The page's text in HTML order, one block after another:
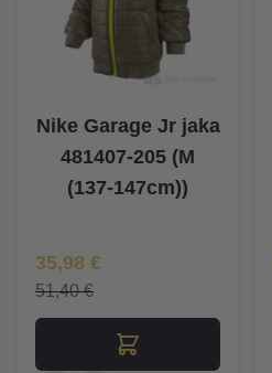
Nike Garage Jr jaka
481407-205 (M
(137-147cm))
Īpaša Cena
35,98 €
51,40 €